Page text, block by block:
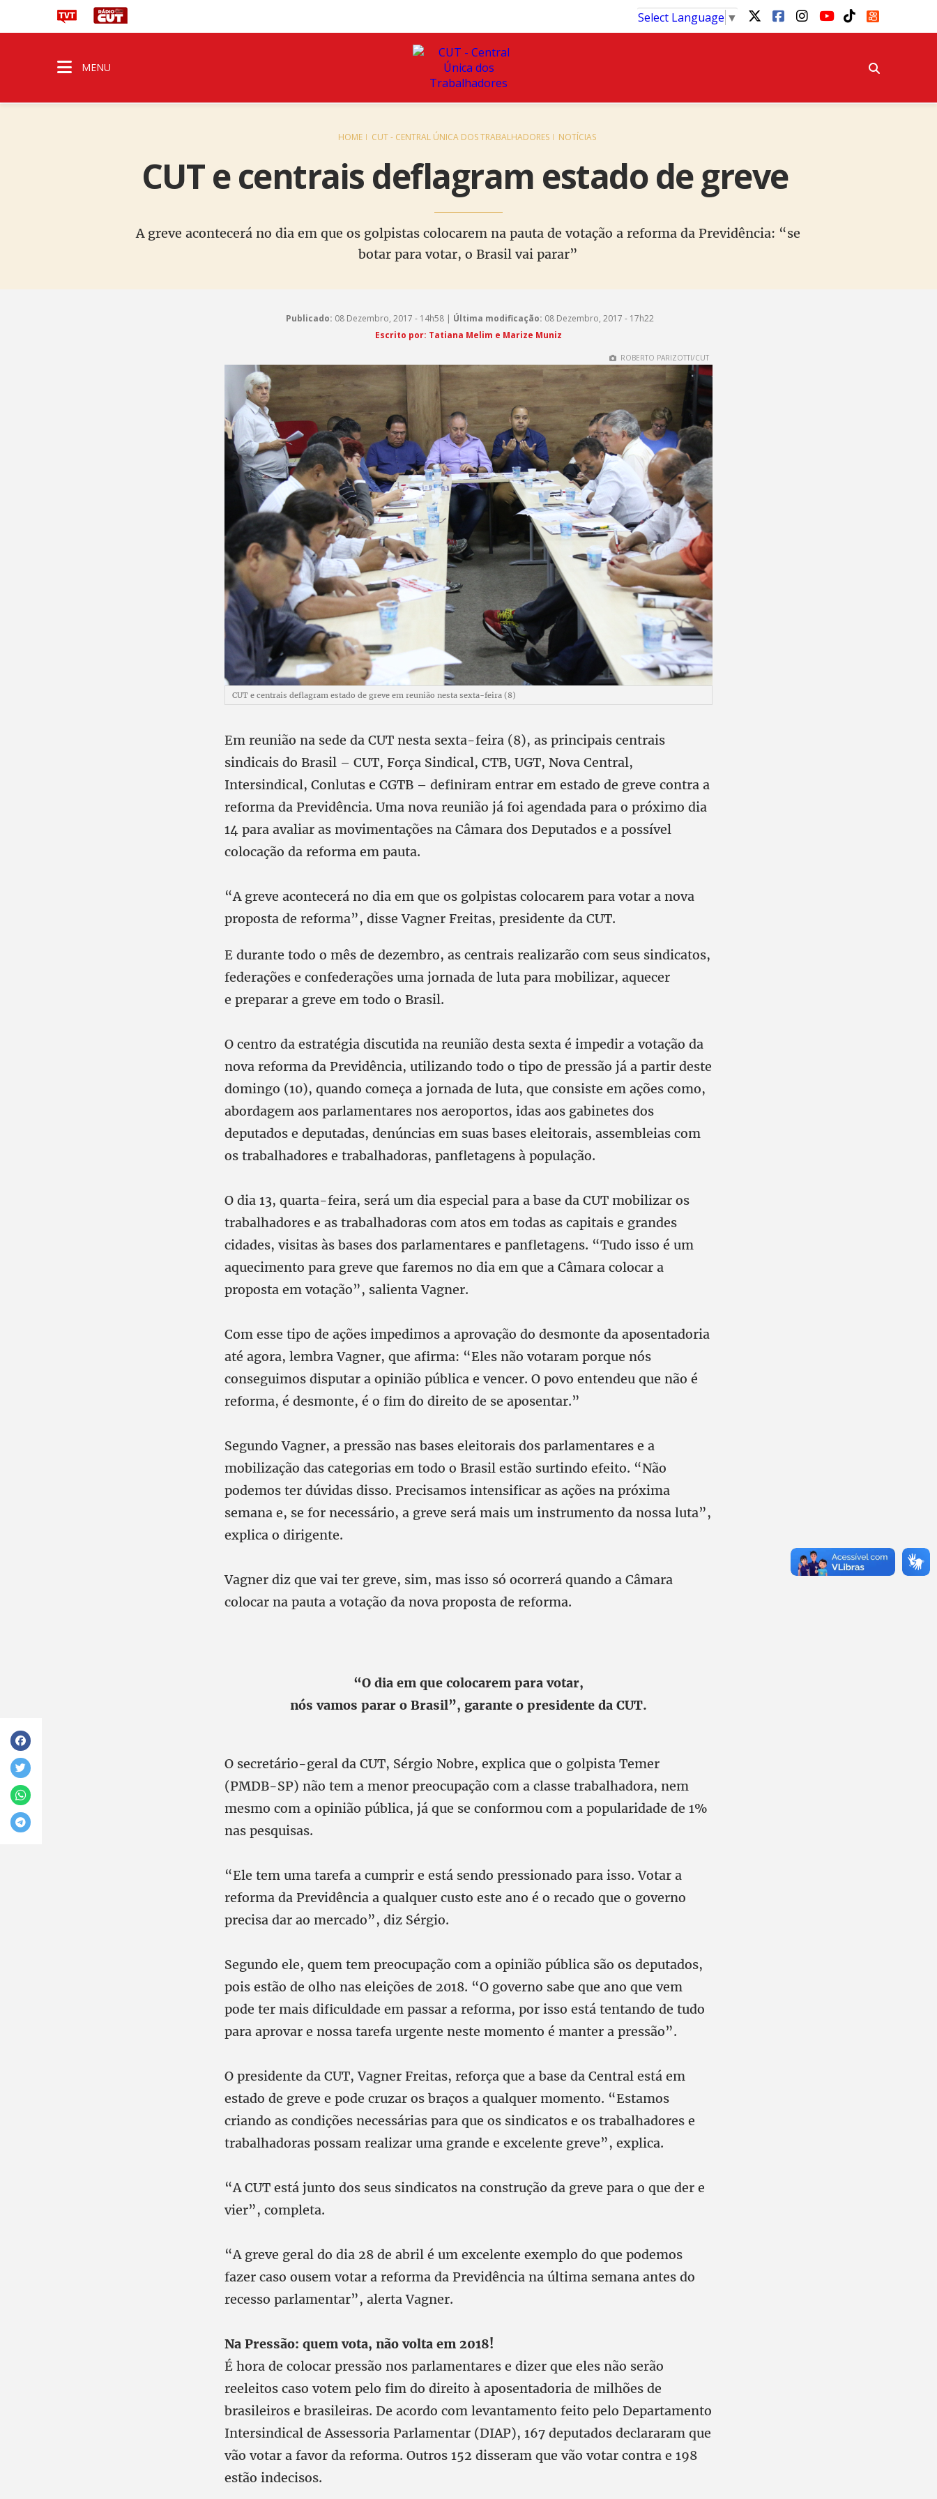
Select Language ▼
MENU
HOME CUT - CENTRAL ÚNICA DOS TRABALHADORES NOTÍCIAS
CUT e centrais deflagram estado de greve
A greve acontecerá no dia em que os golpistas colocarem na pauta de votação a reforma da Previdência: “se
botar para votar, o Brasil vai parar”
Publicado: 08 Dezembro, 2017 - 14h58 | Última modificação: 08 Dezembro, 2017 - 17h22
Escrito por: Tatiana Melim e Marize Muniz
ROBERTO PARIZOTTI/CUT
CUT e centrais deflagram estado de greve em reunião nesta sexta-feira (8)
Em reunião na sede da CUT nesta sexta-feira (8), as principais centrais
sindicais do Brasil – CUT, Força Sindical, CTB, UGT, Nova Central,
Intersindical, Conlutas e CGTB – definiram entrar em estado de greve contra a
reforma da Previdência. Uma nova reunião já foi agendada para o próximo dia
14 para avaliar as movimentações na Câmara dos Deputados e a possível
colocação da reforma em pauta.
“A greve acontecerá no dia em que os golpistas colocarem para votar a nova
proposta de reforma”, disse Vagner Freitas, presidente da CUT.
E durante todo o mês de dezembro, as centrais realizarão com seus sindicatos,
federações e confederações uma jornada de luta para mobilizar, aquecer
e preparar a greve em todo o Brasil.
O centro da estratégia discutida na reunião desta sexta é impedir a votação da
nova reforma da Previdência, utilizando todo o tipo de pressão já a partir deste
domingo (10), quando começa a jornada de luta, que consiste em ações como,
abordagem aos parlamentares nos aeroportos, idas aos gabinetes dos
deputados e deputadas, denúncias em suas bases eleitorais, assembleias com
os trabalhadores e trabalhadoras, panfletagens à população.
O dia 13, quarta-feira, será um dia especial para a base da CUT mobilizar os
trabalhadores e as trabalhadoras com atos em todas as capitais e grandes
cidades, visitas às bases dos parlamentares e panfletagens. “Tudo isso é um
aquecimento para greve que faremos no dia em que a Câmara colocar a
proposta em votação”, salienta Vagner.
Com esse tipo de ações impedimos a aprovação do desmonte da aposentadoria
até agora, lembra Vagner, que afirma: “Eles não votaram porque nós
conseguimos disputar a opinião pública e vencer. O povo entendeu que não é
reforma, é desmonte, é o fim do direito de se aposentar.”
Segundo Vagner, a pressão nas bases eleitorais dos parlamentares e a
mobilização das categorias em todo o Brasil estão surtindo efeito. “Não
podemos ter dúvidas disso. Precisamos intensificar as ações na próxima
semana e, se for necessário, a greve será mais um instrumento da nossa luta”,
explica o dirigente.
Vagner diz que vai ter greve, sim, mas isso só ocorrerá quando a Câmara
colocar na pauta a votação da nova proposta de reforma.
“O dia em que colocarem para votar,
nós vamos parar o Brasil”, garante o presidente da CUT.
O secretário-geral da CUT, Sérgio Nobre, explica que o golpista Temer
(PMDB-SP) não tem a menor preocupação com a classe trabalhadora, nem
mesmo com a opinião pública, já que se conformou com a popularidade de 1%
nas pesquisas.
“Ele tem uma tarefa a cumprir e está sendo pressionado para isso. Votar a
reforma da Previdência a qualquer custo este ano é o recado que o governo
precisa dar ao mercado”, diz Sérgio.
Segundo ele, quem tem preocupação com a opinião pública são os deputados,
pois estão de olho nas eleições de 2018. “O governo sabe que ano que vem
pode ter mais dificuldade em passar a reforma, por isso está tentando de tudo
para aprovar e nossa tarefa urgente neste momento é manter a pressão”.
O presidente da CUT, Vagner Freitas, reforça que a base da Central está em
estado de greve e pode cruzar os braços a qualquer momento. “Estamos
criando as condições necessárias para que os sindicatos e os trabalhadores e
trabalhadoras possam realizar uma grande e excelente greve”, explica.
“A CUT está junto dos seus sindicatos na construção da greve para o que der e
vier”, completa.
“A greve geral do dia 28 de abril é um excelente exemplo do que podemos
fazer caso ousem votar a reforma da Previdência na última semana antes do
recesso parlamentar”, alerta Vagner.
Na Pressão: quem vota, não volta em 2018!
É hora de colocar pressão nos parlamentares e dizer que eles não serão
reeleitos caso votem pelo fim do direito à aposentadoria de milhões de
brasileiros e brasileiras. De acordo com levantamento feito pelo Departamento
Intersindical de Assessoria Parlamentar (DIAP), 167 deputados declararam que
vão votar a favor da reforma. Outros 152 disseram que vão votar contra e 198
estão indecisos.